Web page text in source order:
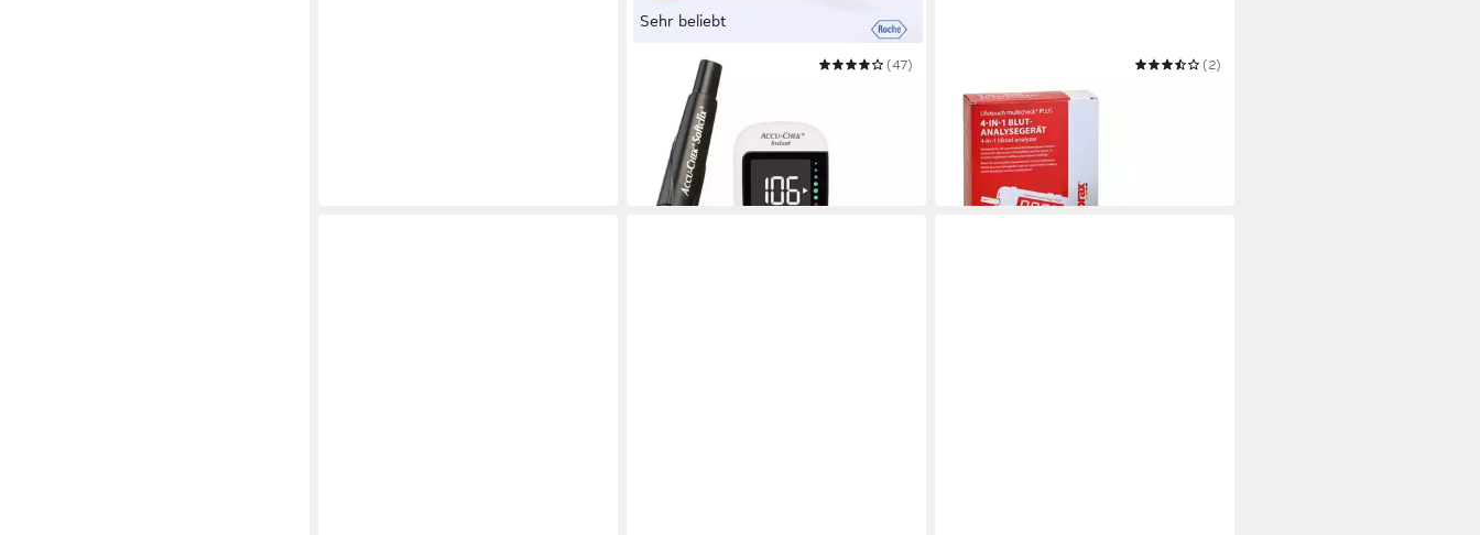
Sehr beliebt
Blutzuckermessgerät Accu-Chek
Instant
(47)
14,90 € 20,00 €
-26%
in 3-4 Werktagen bei dir
Blutzuckermessgerät Lifetouch
multicheck PLUS
(2)
99,90 €
in 3-4 Werktagen bei dir